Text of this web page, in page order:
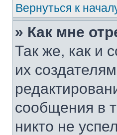
Вернуться к
» Как мне
Так же, как и
их
сообщения в
никто не